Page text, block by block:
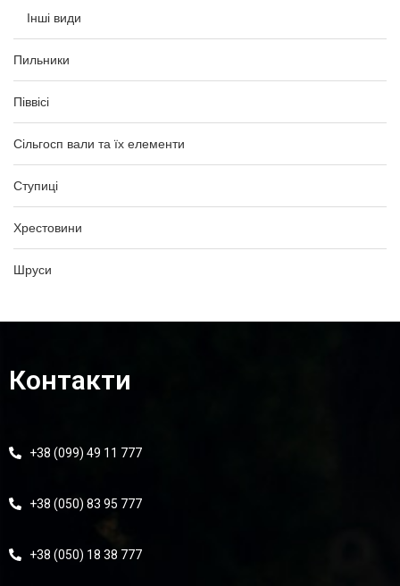
Інші види
Пильники
Піввісі
Сільгосп вали та їх елементи
Ступиці
Хрестовини
Шруси
Контакти
+38 (099) 49 11 777
+38 (050) 83 95 777
+38 (050) 18 38 777